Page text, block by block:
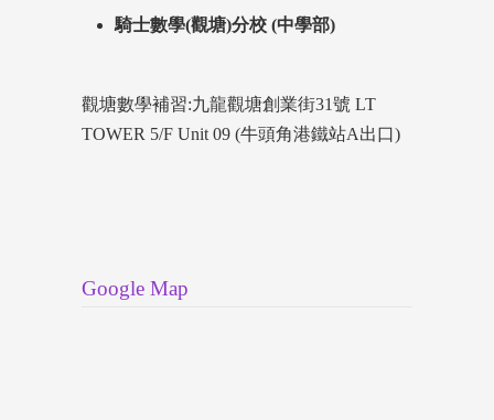
騎士數學(觀塘)分校 (中學部)
觀塘數學補習:九龍觀塘創業街31號 LT
TOWER 5/F Unit 09 (牛頭角港鐵站A出口)
Google Map